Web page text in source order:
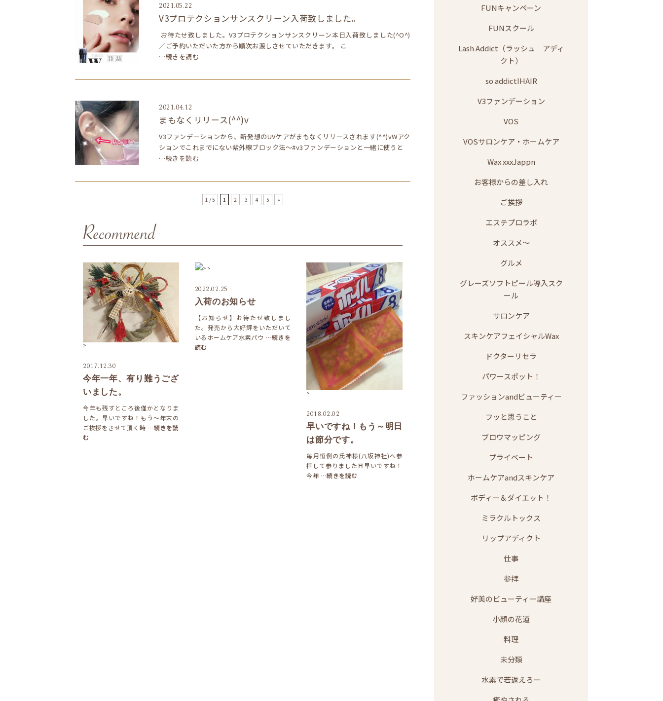
2021.05.22
V3プロテクションサンスクリーン入荷致しました。
お待たせ致しました。V3プロテクションサンスクリーン本日入荷致しました(^O^)
／ご予約いただいた方から順次お渡しさせていただきます。 こ
…続きを読む
2021.04.12
まもなくリリース(^^)v
V3ファンデーションから、新発想のUVケアがまもなくリリースされます(^^)vWアク
ションでこれまでにない紫外線ブロック法～#v3ファンデーションと一緒に使うと
…続きを読む
1 / 5 1 2 3 4 5 »
>
2017.12.30
今年一年、有り難うござ
いました。
今年も残すところ後僅かとなりま
した。早いですね！もう～年末の
ご挨拶をさせて頂く時 …続きを読
む
> >
2022.02.25
入荷のお知らせ
【お知らせ】お待たせ致しまし
た。発売から大好評をいただいて
いるホームケア水素パウ …続きを
読む
>
2018.02.02
早いですね！もう～明日
は節分です。
毎月恒例の氏神様(八坂神社)へ参
拝して参りました⛩早いですね！
今年…続きを読む
FUNキャンペーン
FUNスクール
Lash Addict（ラッシュ アディ
クト）
so addictIHAIR
V3ファンデーション
VOS
VOSサロンケア・ホームケア
Wax xxxJappn
お客様からの差し入れ
ご挨拶
エステプロラボ
オススメ～
グルメ
グレーズソフトピール導入スク
ール
サロンケア
スキンケアフェイシャルWax
ドクターリセラ
パワースポット！
ファッションandビューティー
フッと思うこと
ブロウマッピング
プライベート
ホームケアandスキンケア
ボディー＆ダイエット！
ミラクルトックス
リップアディクト
仕事
参拝
好美のビューティー講座
小顔の花道
料理
未分類
水素で若返えろー